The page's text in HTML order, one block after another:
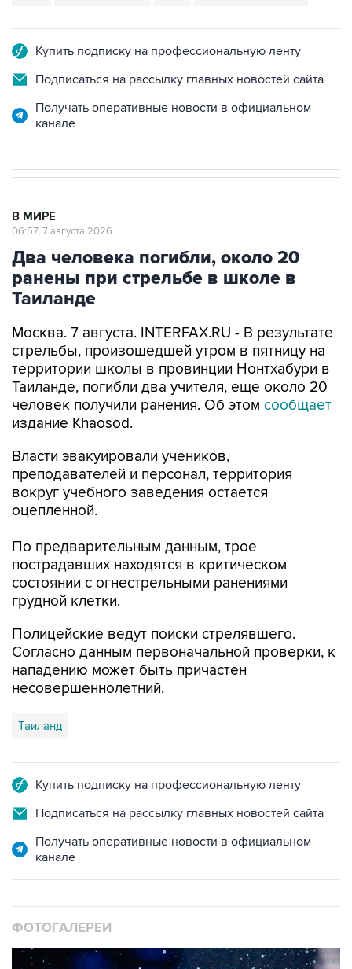
Купить подписку на профессиональную ленту
Подписаться на рассылку главных новостей сайта
Получать оперативные новости в официальном
канале
В МИРЕ
06:57, 7 августа 2026
Два человека погибли, около 20
ранены при стрельбе в школе в
Таиланде
Москва. 7 августа. INTERFAX.RU - В результате
стрельбы, произошедшей утром в пятницу на
территории школы в провинции Нонтхабури в
Таиланде, погибли два учителя, еще около 20
человек получили ранения. Об этом сообщает
издание Khaosod.
Власти эвакуировали учеников,
преподавателей и персонал, территория
вокруг учебного заведения остается
оцепленной.
По предварительным данным, трое
пострадавших находятся в критическом
состоянии с огнестрельными ранениями
грудной клетки.
Полицейские ведут поиски стрелявшего.
Согласно данным первоначальной проверки, к
нападению может быть причастен
несовершеннолетний.
Таиланд
Купить подписку на профессиональную ленту
Подписаться на рассылку главных новостей сайта
Получать оперативные новости в официальном
канале
ФОТОГАЛЕРЕИ